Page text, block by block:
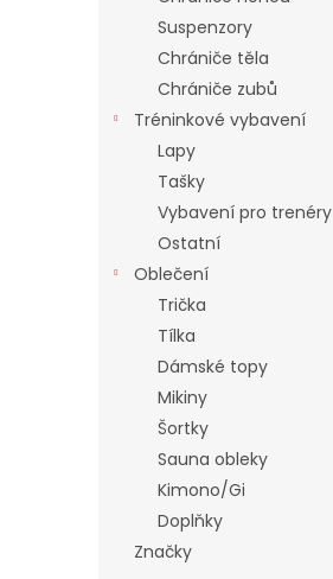
Suspenzory
Chrániče těla
Chrániče zubů
Tréninkové vybavení
Lapy
Tašky
Vybavení pro trenéry
Ostatní
Oblečení
Trička
Tílka
Dámské topy
Mikiny
Šortky
Sauna obleky
Kimono/Gi
Doplňky
Značky